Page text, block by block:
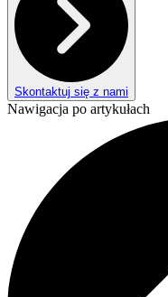
Skontaktuj się z nami
Nawigacja po artykułach